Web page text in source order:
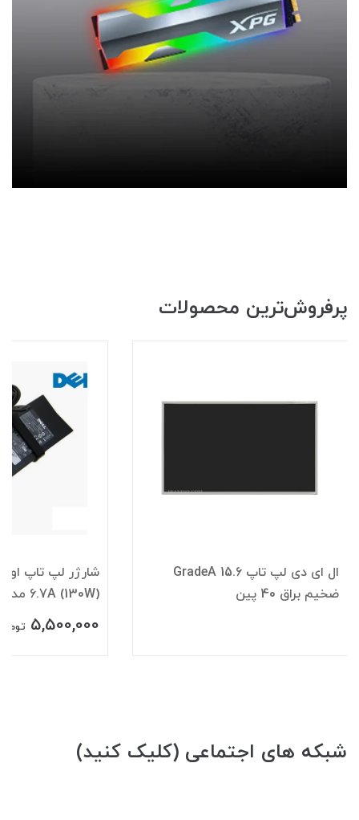
پرفروش‌ترین محصولات
ال ای دی لپ تاپ 15.6 GradeA
ضخیم براق 40 پین
6.7A (130W) مدل mm3*4.5
5,500,000 تومان
شبکه های اجتماعی (کلیک کنید)